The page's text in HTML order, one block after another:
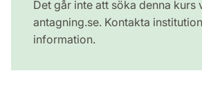
Det går inte att söka denna kurs
antagning.se. Kontakta
information.